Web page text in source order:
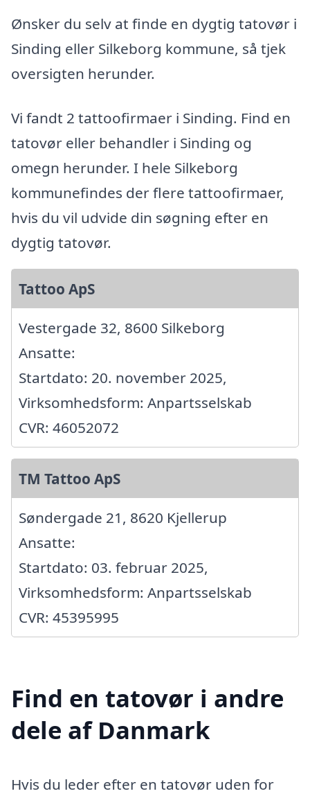
Ønsker du selv at finde en dygtig tatovør i
Sinding eller Silkeborg kommune, så tjek
oversigten herunder.
Vi fandt 2 tattoofirmaer i Sinding. Find en
tatovør eller behandler i Sinding og
omegn herunder. I hele Silkeborg
kommunefindes der flere tattoofirmaer,
hvis du vil udvide din søgning efter en
dygtig tatovør.
Tattoo ApS
Vestergade 32, 8600 Silkeborg
Ansatte:
Startdato: 20. november 2025,
Virksomhedsform: Anpartsselskab
CVR: 46052072
TM Tattoo ApS
Søndergade 21, 8620 Kjellerup
Ansatte:
Startdato: 03. februar 2025,
Virksomhedsform: Anpartsselskab
CVR: 45395995
Find en tatovør i andre
dele af Danmark
Hvis du leder efter en tatovør uden for